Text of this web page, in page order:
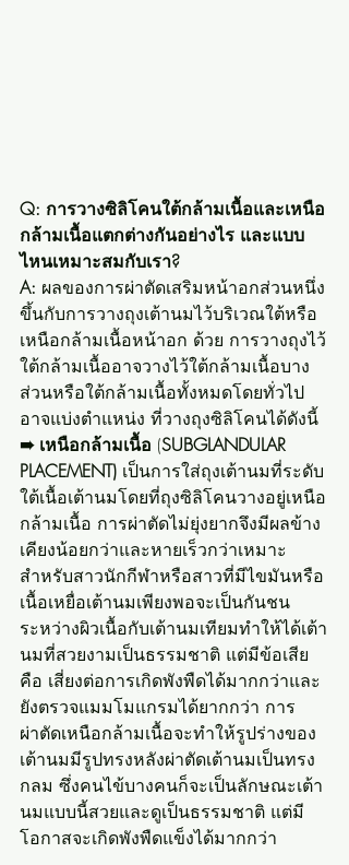
Q: การวางซิลิโคนใต้กล้ามเนื้อและเหนือ
กล้ามเนื้อแตกต่างกันอย่างไร และแบบ
ไหนเหมาะสมกับเรา?
A: ผลของการผ่าตัดเสริมหน้าอกส่วนหนึ่ง
ขึ้นกับการวางถุงเต้านมไว้บริเวณใต้หรือ
เหนือกล้ามเนื้อหน้าอก ด้วย การวางถุงไว้
ใต้กล้ามเนื้ออาจวางไว้ใต้กล้ามเนื้อบาง
ส่วนหรือใต้กล้ามเนื้อทั้งหมดโดยทั่วไป
อาจแบ่งตำแหน่ง ที่วางถุงซิลิโคนได้ดังนี้
➠ เหนือกล้ามเนื้อ (SUBGLANDULAR
PLACEMENT) เป็นการใส่ถุงเต้านมที่ระดับ
ใต้เนื้อเต้านมโดยที่ถุงซิลิโคนวางอยู่เหนือ
กล้ามเนื้อ การผ่าตัดไม่ยุ่งยากจึงมีผลข้าง
เคียงน้อยกว่าและหายเร็วกว่าเหมาะ
สำหรับสาวนักกีฬาหรือสาวที่มีไขมันหรือ
เนื้อเหยื่อเต้านมเพียงพอจะเป็นกันชน
ระหว่างผิวเนื้อกับเต้านมเทียมทำให้ได้เต้า
นมที่สวยงามเป็นธรรมชาติ แต่มีข้อเสีย
คือ เสี่ยงต่อการเกิดพังพืดได้มากกว่าและ
ยังตรวจแมมโมแกรมได้ยากกว่า การ
ผ่าตัดเหนือกล้ามเนื้อจะทำให้รูปร่างของ
เต้านมมีรูปทรงหลังผ่าตัดเต้านมเป็นทรง
กลม ซึ่งคนไข้บางคนก็จะเป็นลักษณะเต้า
นมแบบนี้สวยและดูเป็นธรรมชาติ แต่มี
โอกาสจะเกิดพังพืดแข็งได้มากกว่า